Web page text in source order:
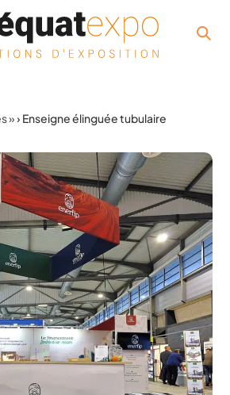
» Enseigne élinguée tubulaire